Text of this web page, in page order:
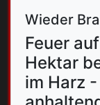
Wieder
Feuer
Hektar
im Harz